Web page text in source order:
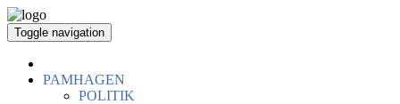
Toggle navigation
PAMHAGEN
POLITIK